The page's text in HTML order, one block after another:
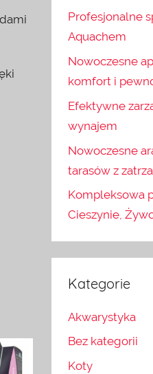
Profesjonalne
Aquachem
Nowoczesne
komfort i
Efektywne
wynajem
Nowoczesne
tarasów z
Kompleksowa
Cieszynie,
Kategorie
Akwarystyka
Bez kategorii
Koty